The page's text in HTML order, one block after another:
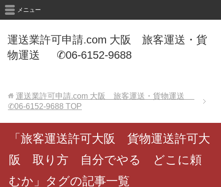
運送業許可申請.com 大阪 旅客運送・貨
物運送 ✆06-6152-9688
メニュー
運送業許可申請.com 大阪 旅客運送・貨物運送
✆06-6152-9688 TOP
「旅客運送許可大阪 貨物運送許可大
阪 取り方 自分でやる どこに頼
むか」タグの記事一覧